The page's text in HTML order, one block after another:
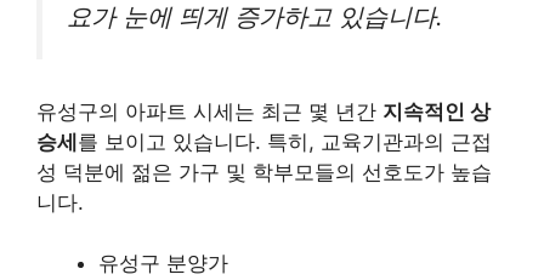
요가 눈에 띄게 증가하고 있습니다.
유성구의 아파트 시세는 최근 몇 년간 지속적인 상
승세를 보이고 있습니다. 특히, 교육기관과의 근접
성 덕분에 젊은 가구 및 학부모들의 선호도가 높습
니다.
유성구 분양가